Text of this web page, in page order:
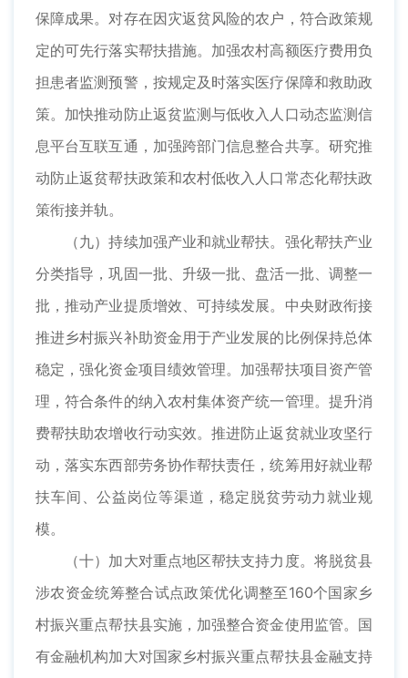
保障成果。对存在因灾返贫风险的农户，符合政策规
定的可先行落实帮扶措施。加强农村高额医疗费用负
担患者监测预警，按规定及时落实医疗保障和救助政
策。加快推动防止返贫监测与低收入人口动态监测信
息平台互联互通，加强跨部门信息整合共享。研究推
动防止返贫帮扶政策和农村低收入人口常态化帮扶政
策衔接并轨。
（九）持续加强产业和就业帮扶。强化帮扶产业
分类指导，巩固一批、升级一批、盘活一批、调整一
批，推动产业提质增效、可持续发展。中央财政衔接
推进乡村振兴补助资金用于产业发展的比例保持总体
稳定，强化资金项目绩效管理。加强帮扶项目资产管
理，符合条件的纳入农村集体资产统一管理。提升消
费帮扶助农增收行动实效。推进防止返贫就业攻坚行
动，落实东西部劳务协作帮扶责任，统筹用好就业帮
扶车间、公益岗位等渠道，稳定脱贫劳动力就业规
模。
（十）加大对重点地区帮扶支持力度。将脱贫县
涉农资金统筹整合试点政策优化调整至160个国家乡
村振兴重点帮扶县实施，加强整合资金使用监管。国
有金融机构加大对国家乡村振兴重点帮扶县金融支持